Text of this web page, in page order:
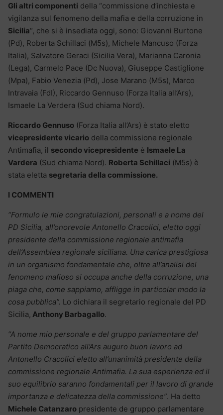
Gli altri componenti della “commissione d’inchiesta e
vigilanza sul fenomeno della mafia e della corruzione in
Sicilia“, che si è insediata oggi, sono: Giovanni Burtone
(Pd), Roberta Schillaci (M5s), Michele Mancuso (Forza
Italia), Salvatore Geraci (Sicilia Vera), Marianna Caronia
(Lega), Carmelo Pace (Dc Nuova), Giuseppe Castiglione
(Mpa), Fabio Venezia (Pd), Jose Marano (M5s), Marco
Intravaia (FdI), Riccardo Gennuso (Forza Italia all’Ars),
Ismaele La Verdera (Sud chiama Nord).
Riccardo Gennuso (Forza Italia all’Ars) è stato eletto
vicepresidente vicario della commissione regionale
Antimafia, il secondo vicepresidente è Ismaele La
Vardera (Sud chiama Nord). Roberta Schillaci (M5s) è
stata eletta segretaria della commissione.
I COMMENTI
“Formulo le mie congratulazioni, personali e a nome del
PD Sicilia, all’onorevole Antonello Cracolici, eletto oggi
presidente della commissione regionale antimafia
dell’Assemblea regionale siciliana. Una carica prestigiosa
in un organismo fondamentale che, oltre all’analisi del
fenomeno mafioso si occupa anche della corruzione, una
piaga che, come sappiamo, affligge in particolar modo la
cosa pubblica”. Lo dichiara il segretario regionale del PD
Sicilia, Anthony Barbagallo.
“A nome mio personale e del gruppo parlamentare del
Partito Democratico all’Ars auguro buon lavoro ad
Antonello Cracolici eletto all’unanimità presidente della
commissione regionale Antimafia. La sua esperienza ed il
suo equilibrio saranno fondamentali per il lavoro di grande
importanza e delicatezza della commissione”. Ha detto
Michele Catanzaro presidente de gruppo parlamentare